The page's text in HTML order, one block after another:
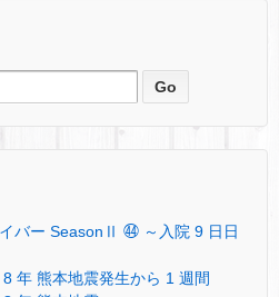
バー SeasonⅡ ㊹ ～入院 9 日日
8 年 熊本地震発生から 1 週間